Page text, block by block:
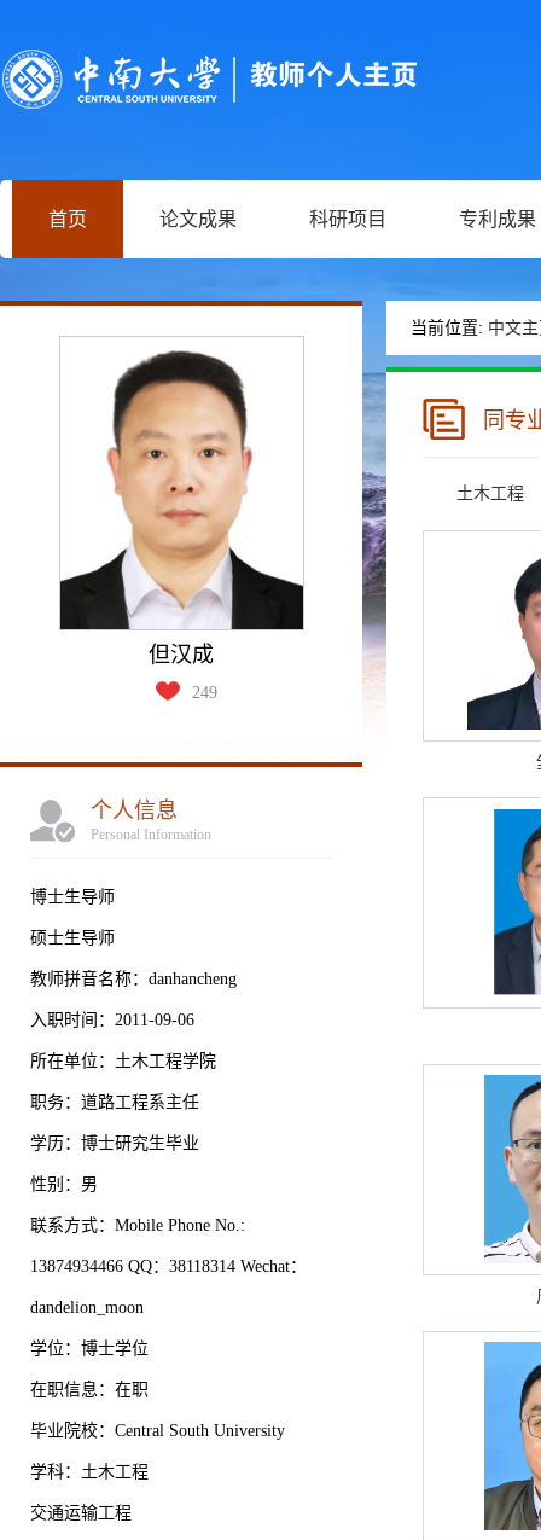
首页 论文成果 科研项目 专利成果
但汉成
249
个人信息
Personal Information
博士生导师
硕士生导师
教师拼音名称：danhancheng
入职时间：2011-09-06
所在单位：土木工程学院
职务：道路工程系主任
学历：博士研究生毕业
性别：男
联系方式：Mobile Phone No.:
13874934466 QQ：38118314 Wechat：
dandelion_moon
学位：博士学位
在职信息：在职
毕业院校：Central South University
学科：土木工程
交通运输工程
当前位置: 中文
同专
土木工程